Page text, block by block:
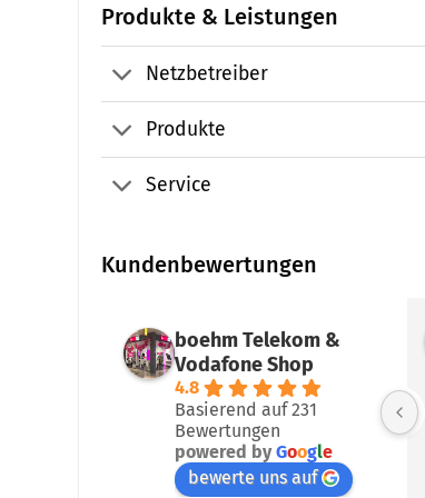
Produkte & Leistungen
Netzbetreiber
Produkte
Service
Kundenbewertungen
boehm Telekom &
Vodafone Shop
4.8
Basierend auf 231
Bewertungen
powered byGoogle
bewerte uns auf